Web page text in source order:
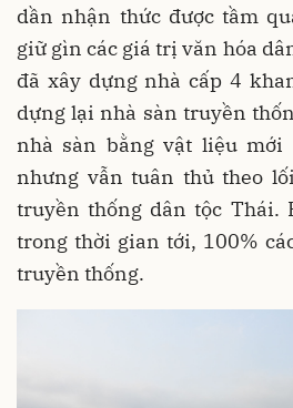
dần nhận thức được tầm
giữ gìn các giá trị văn hóa
đã xây dựng nhà cấp 4
dựng lại nhà sàn truyền
nhà sàn bằng vật liệu mới
nhưng vẫn tuân thủ theo
truyền thống dân tộc Thái.
trong thời gian tới, 100%
truyền thống.